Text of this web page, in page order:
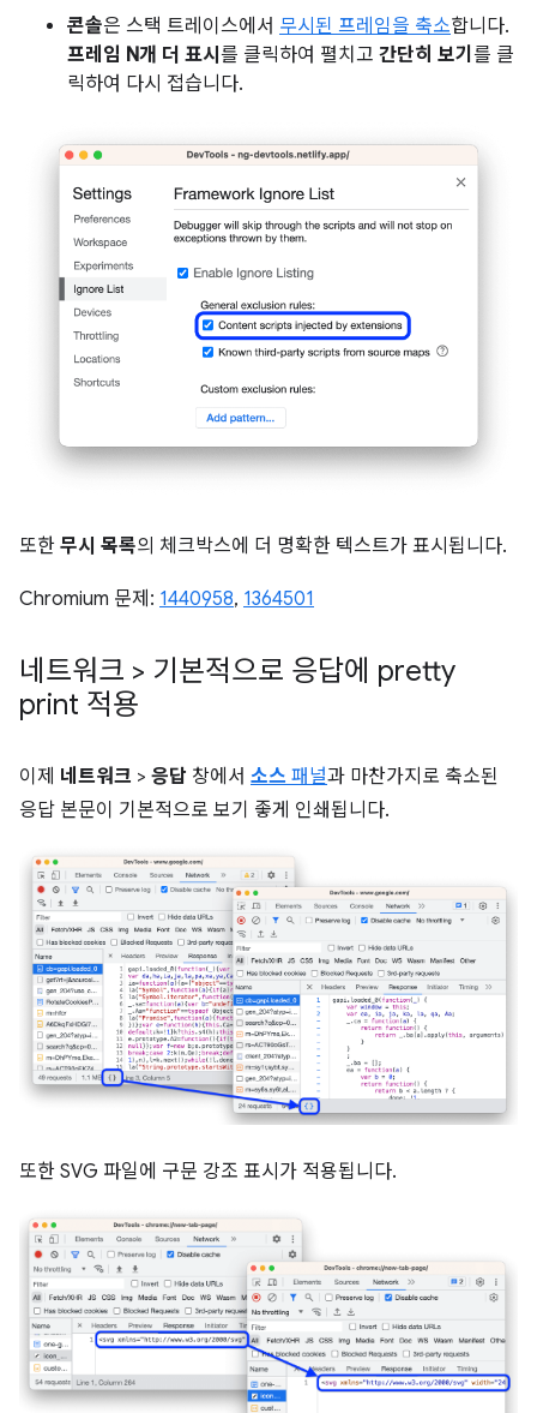
콘솔은 스택 트레이스에서 무시된 프레임을 축소합니다.
프레임 N개 더 표시 를 클릭하여 펼치고 간단히 보기 를 클
릭하여 다시 접습니다.
또한 무시 목록의 체크박스에 더 명확한 텍스트가 표시됩니다.
Chromium 문제: 1440958, 1364501
네트워크 > 기본적으로 응답에 pretty
print 적용
이제 네트워크 > 응답 창에서 소스 패널과 마찬가지로 축소된
응답 본문이 기본적으로 보기 좋게 인쇄됩니다.
또한 SVG 파일에 구문 강조 표시가 적용됩니다.